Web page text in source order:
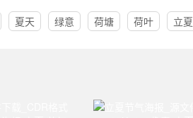
夏天 绿意 荷塘 荷叶 立夏